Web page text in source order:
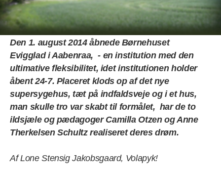
Man kan højest få et
Den 1. august 2014 åbnede Børnehuset
Evigglad i Aabenraa, - en institution med den
ultimative fleksibilitet, idet institutionen holder
åbent 24-7. Placeret klods op af det nye
supersygehus, tæt på indfaldsveje og i et hus,
man skulle tro var skabt til formålet, har de to
ildsjæle og pædagoger Camilla Otzen og Anne
Therkelsen Schultz realiseret deres drøm.
Af Lone Stensig Jakobsgaard, Volapyk!